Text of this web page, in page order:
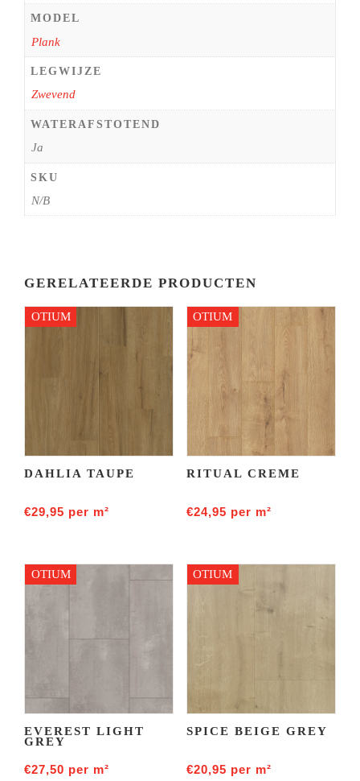
MODEL
Plank
LEGWIJZE
Zwevend
WATERAFSTOTEND
Ja
SKU
N/B
GERELATEERDE PRODUCTEN
OTIUM
DAHLIA TAUPE
€29,95 per m²
OTIUM
RITUAL CRÈME
€24,95 per m²
OTIUM
EVEREST LIGHT
GREY
€27,50 per m²
OTIUM
SPICE BEIGE GREY
€20,95 per m²